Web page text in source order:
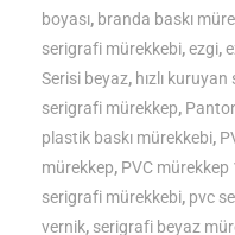
Serigrafi
Mürekkebi
|
Solvent
Bazlı
boyası, branda baskı
serigrafi mürekkebi,ezgi,
Serisi beyaz, hızlı
serigrafi mürekkep,
plastik baskı mürekkebi,
mürekkep, PVC mürekkep
serigrafi mürekkebi, pvc
vernik, serigrafi beyaz